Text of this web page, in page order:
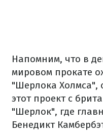
Напомним, что в
мировом прокате
"Шерлока Холмса",
этот проект с
"Шерлок", где
Бенедикт